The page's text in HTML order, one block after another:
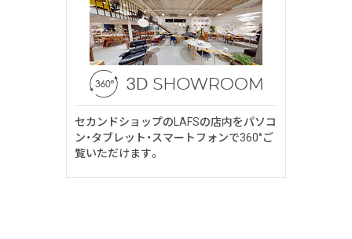
セカンドショップのLAFSの店内をパソコ
ン・タブレット・スマートフォンで360°ご
覧いただけます。